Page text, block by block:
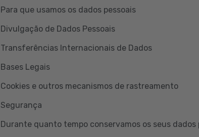
Para que usamos os dados pessoais
Divulgação de Dados Pessoais
Transferências Internacionais de Dados
Bases Legais
Cookies e outros mecanismos de rastreamento
Segurança
Durante quanto tempo conservamos os seus dados